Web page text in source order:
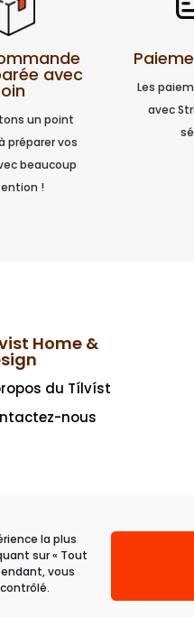
la plus
sur « Tout
vous
avec
un point
préparer vos
beaucoup
!
Les
avec
Home &
du Tílvíst
nous